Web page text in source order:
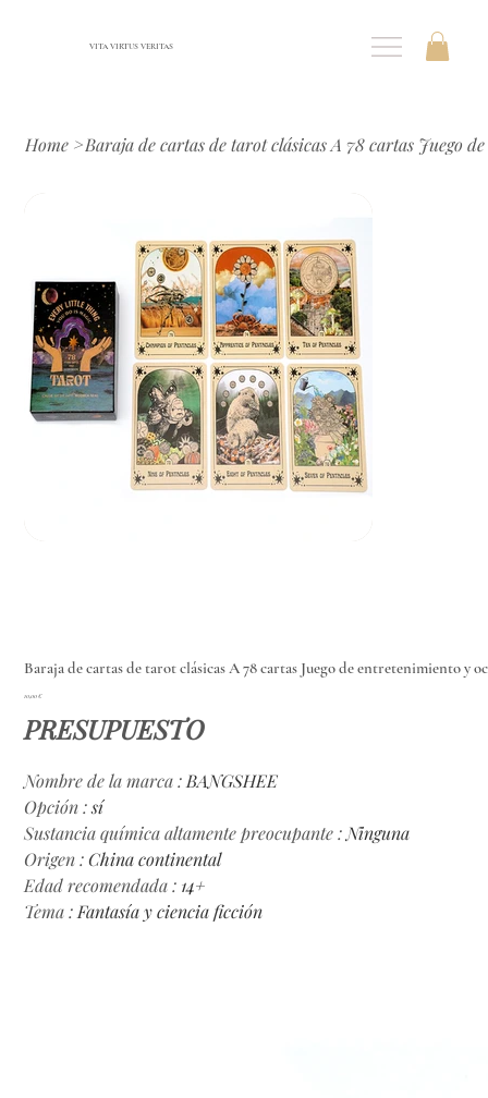
VITA VIRTUS VERITAS
Home >Baraja de cartas de tarot clásicas A 78 cartas Juego
Baraja de cartas de tarot clásicas A 78 cartas Juego de entretenimiento y
Precio
10,00 €
PRESUPUESTO
Nombre de la marca: BANGSHEE
Opción:sí
Sustancia química altamente preocupante: Ninguna
Origen:China continental
Edad recomendada: 14+
Tema: Fantasía y ciencia ficción